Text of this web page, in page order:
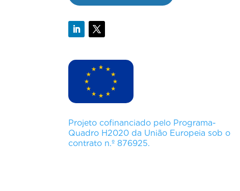
Projeto cofinanciado pelo Programa-
Quadro H2020 da União Europeia sob o
contrato n.º 876925.